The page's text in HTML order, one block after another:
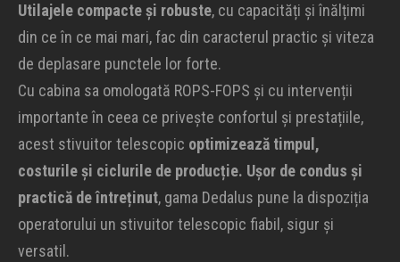
Utilajele compacte și robuste, cu capacități și înălțimi
din ce în ce mai mari, fac din caracterul practic și viteza
de deplasare punctele lor forte.
Cu cabina sa omologată ROPS-FOPS și cu intervenții
importante în ceea ce privește confortul și prestațiile,
acest stivuitor telescopic optimizează timpul,
costurile și ciclurile de producție. Ușor de condus și
practică de întreținut, gama Dedalus pune la dispoziția
operatorului un stivuitor telescopic fiabil, sigur și
versatil.